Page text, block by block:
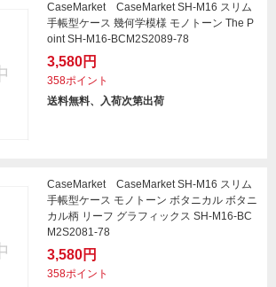
CaseMarket CaseMarket SH-M16 スリム
手帳型ケース 幾何学模様 モノトーン The P
oint SH-M16-BCM2S2089-78
3,580円
358ポイント
送料無料、入荷次第出荷
CaseMarket CaseMarket SH-M16 スリム
手帳型ケース モノトーン ボタニカル ボタニ
カル柄 リーフ グラフィックス SH-M16-BC
M2S2081-78
3,580円
358ポイント